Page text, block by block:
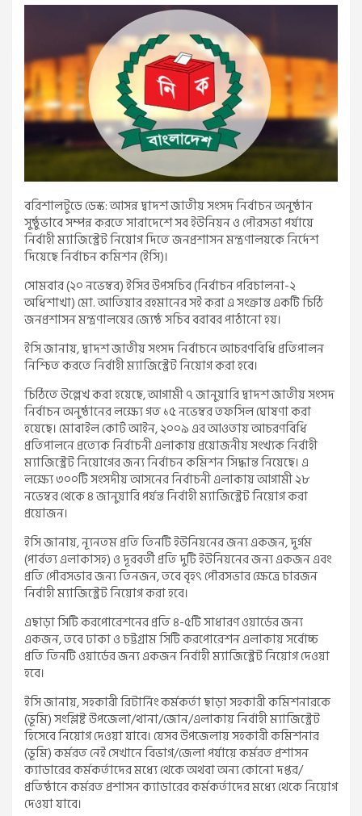
বরিশালটুডে ডেস্ক: আসন্ন দ্বাদশ জাতীয় সংসদ নির্বাচন অনুষ্ঠান
সুষ্ঠুভাবে সম্পন্ন করতে সারাদেশে সব ইউনিয়ন ও পৌরসভা পর্যায়ে
নির্বাহী ম্যাজিস্ট্রেট নিয়োগ দিতে জনপ্রশাসন মন্ত্রণালয়কে নির্দেশ
দিয়েছে নির্বাচন কমিশন (ইসি)।
সোমবার (২০ নভেম্বর) ইসির উপসচিব (নির্বাচন পরিচালনা-২
অধিশাখা) মো. আতিয়ার রহমানের সই করা এ সংক্রান্ত একটি চিঠি
জনপ্রশাসন মন্ত্রণালয়ের জ্যেষ্ঠ সচিব বরাবর পাঠানো হয়।
ইসি জানায়, দ্বাদশ জাতীয় সংসদ নির্বাচনে আচরণবিধি প্রতিপালন
নিশ্চিত করতে নির্বাহী ম্যাজিস্ট্রেট নিয়োগ করা হবে।
চিঠিতে উল্লেখ করা হয়েছে, আগামী ৭ জানুয়ারি দ্বাদশ জাতীয় সংসদ
নির্বাচন অনুষ্ঠানের লক্ষ্যে গত ১৫ নভেম্বর তফসিল ঘোষণা করা
হয়েছে। মোবাইল কোর্ট আইন, ২০০৯ এর আওতায় আচরণবিধি
প্রতিপালনে প্রত্যেক নির্বাচনী এলাকায় প্রয়োজনীয় সংখ্যক নির্বাহী
ম্যাজিস্ট্রেট নিয়োগের জন্য নির্বাচন কমিশন সিদ্ধান্ত নিয়েছে। এ
লক্ষ্যে ৩০০টি সংসদীয় আসনের নির্বাচনী এলাকায় আগামী ২৮
নভেম্বর থেকে ৪ জানুয়ারি পর্যন্ত নির্বাহী ম্যাজিস্ট্রেট নিয়োগ করা
প্রয়োজন।
ইসি জানায়, ন্যূনতম প্রতি তিনটি ইউনিয়নের জন্য একজন, দুর্গম
(পার্বত্য এলাকাসহ) ও দূরবর্তী প্রতি দুটি ইউনিয়নের জন্য একজন এবং
প্রতি পৌরসভার জন্য তিনজন, তবে বৃহৎ পৌরসভার ক্ষেত্রে চারজন
নির্বাহী ম্যাজিস্ট্রেট নিয়োগ করা হবে।
এছাড়া সিটি করপোরেশনের প্রতি ৪-৫টি সাধারণ ওয়ার্ডের জন্য
একজন, তবে ঢাকা ও চট্টগ্রাম সিটি করপোরেশন এলাকায় সর্বোচ্চ
প্রতি তিনটি ওয়ার্ডের জন্য একজন নির্বাহী ম্যাজিস্ট্রেট নিয়োগ দেওয়া
হবে।
ইসি জানায়, সহকারী রিটার্নিং কর্মকর্তা ছাড়া সহকারী কমিশনারকে
(ভূমি) সংশ্লিষ্ট উপজেলা/থানা/জোন/এলাকায় নির্বাহী ম্যাজিস্ট্রেট
হিসেবে নিয়োগ দেওয়া যাবে। যেসব উপজেলায় সহকারী কমিশনার
(ভূমি) কর্মরত নেই সেখানে বিভাগ/জেলা পর্যায়ে কর্মরত প্রশাসন
ক্যাডারের কর্মকর্তাদের মধ্যে থেকে অথবা অন্য কোনো দপ্তর/
প্রতিষ্ঠানে কর্মরত প্রশাসন ক্যাডারের কর্মকর্তাদের মধ্যে থেকে নিয়োগ
দেওয়া যাবে।